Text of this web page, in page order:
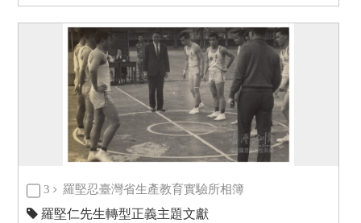
3 羅堅忍臺灣省生產教育實驗所相簿
羅堅仁先生轉型正義主題文獻